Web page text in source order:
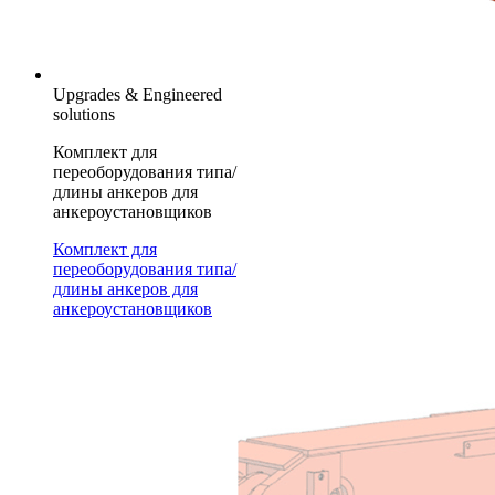
Upgrades & Engineered
solutions
Комплект для
переоборудования типа/
длины анкеров для
анкероустановщиков
Комплект для
переоборудования типа/
длины анкеров для
анкероустановщиков